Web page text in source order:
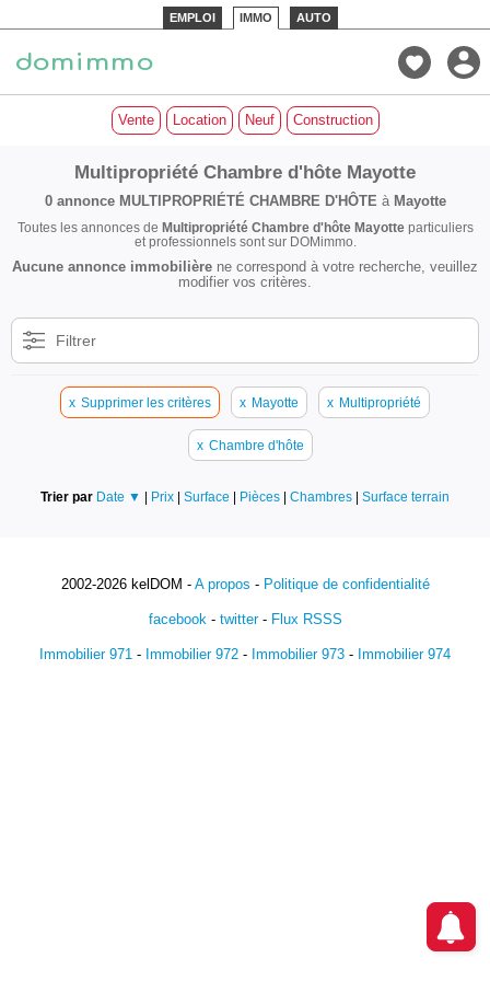
EMPLOI IMMO AUTO
Vente Location Neuf Construction
Multipropriété Chambre d'hôte Mayotte
0 annonce MULTIPROPRIÉTÉ CHAMBRE D'HÔTE à Mayotte
Toutes les annonces de Multipropriété Chambre d'hôte Mayotteparticuliers
et professionnels sont sur DOMimmo.
Aucune annonce immobilière ne correspond à votre recherche, veuillez
modifier vos critères.
Filtrer
x Supprimer les critères x Mayotte x Multipropriété
x Chambre d'hôte
Trier par Date ▼ | Prix | Surface | Pièces | Chambres | Surface terrain
2002-2026 kelDOM - A propos - Politique de confidentialité
facebook- twitter- Flux RSSS
Immobilier 971 - Immobilier 972 - Immobilier 973 - Immobilier 974